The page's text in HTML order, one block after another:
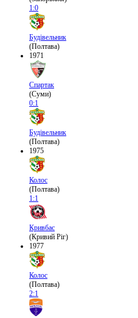
1:0
Будівельник
(Полтава)
1971
Спартак
(Суми)
0:1
Будівельник
(Полтава)
1975
Колос
(Полтава)
1:1
Кривбас
(Кривий Ріг)
1977
Колос
(Полтава)
2:1